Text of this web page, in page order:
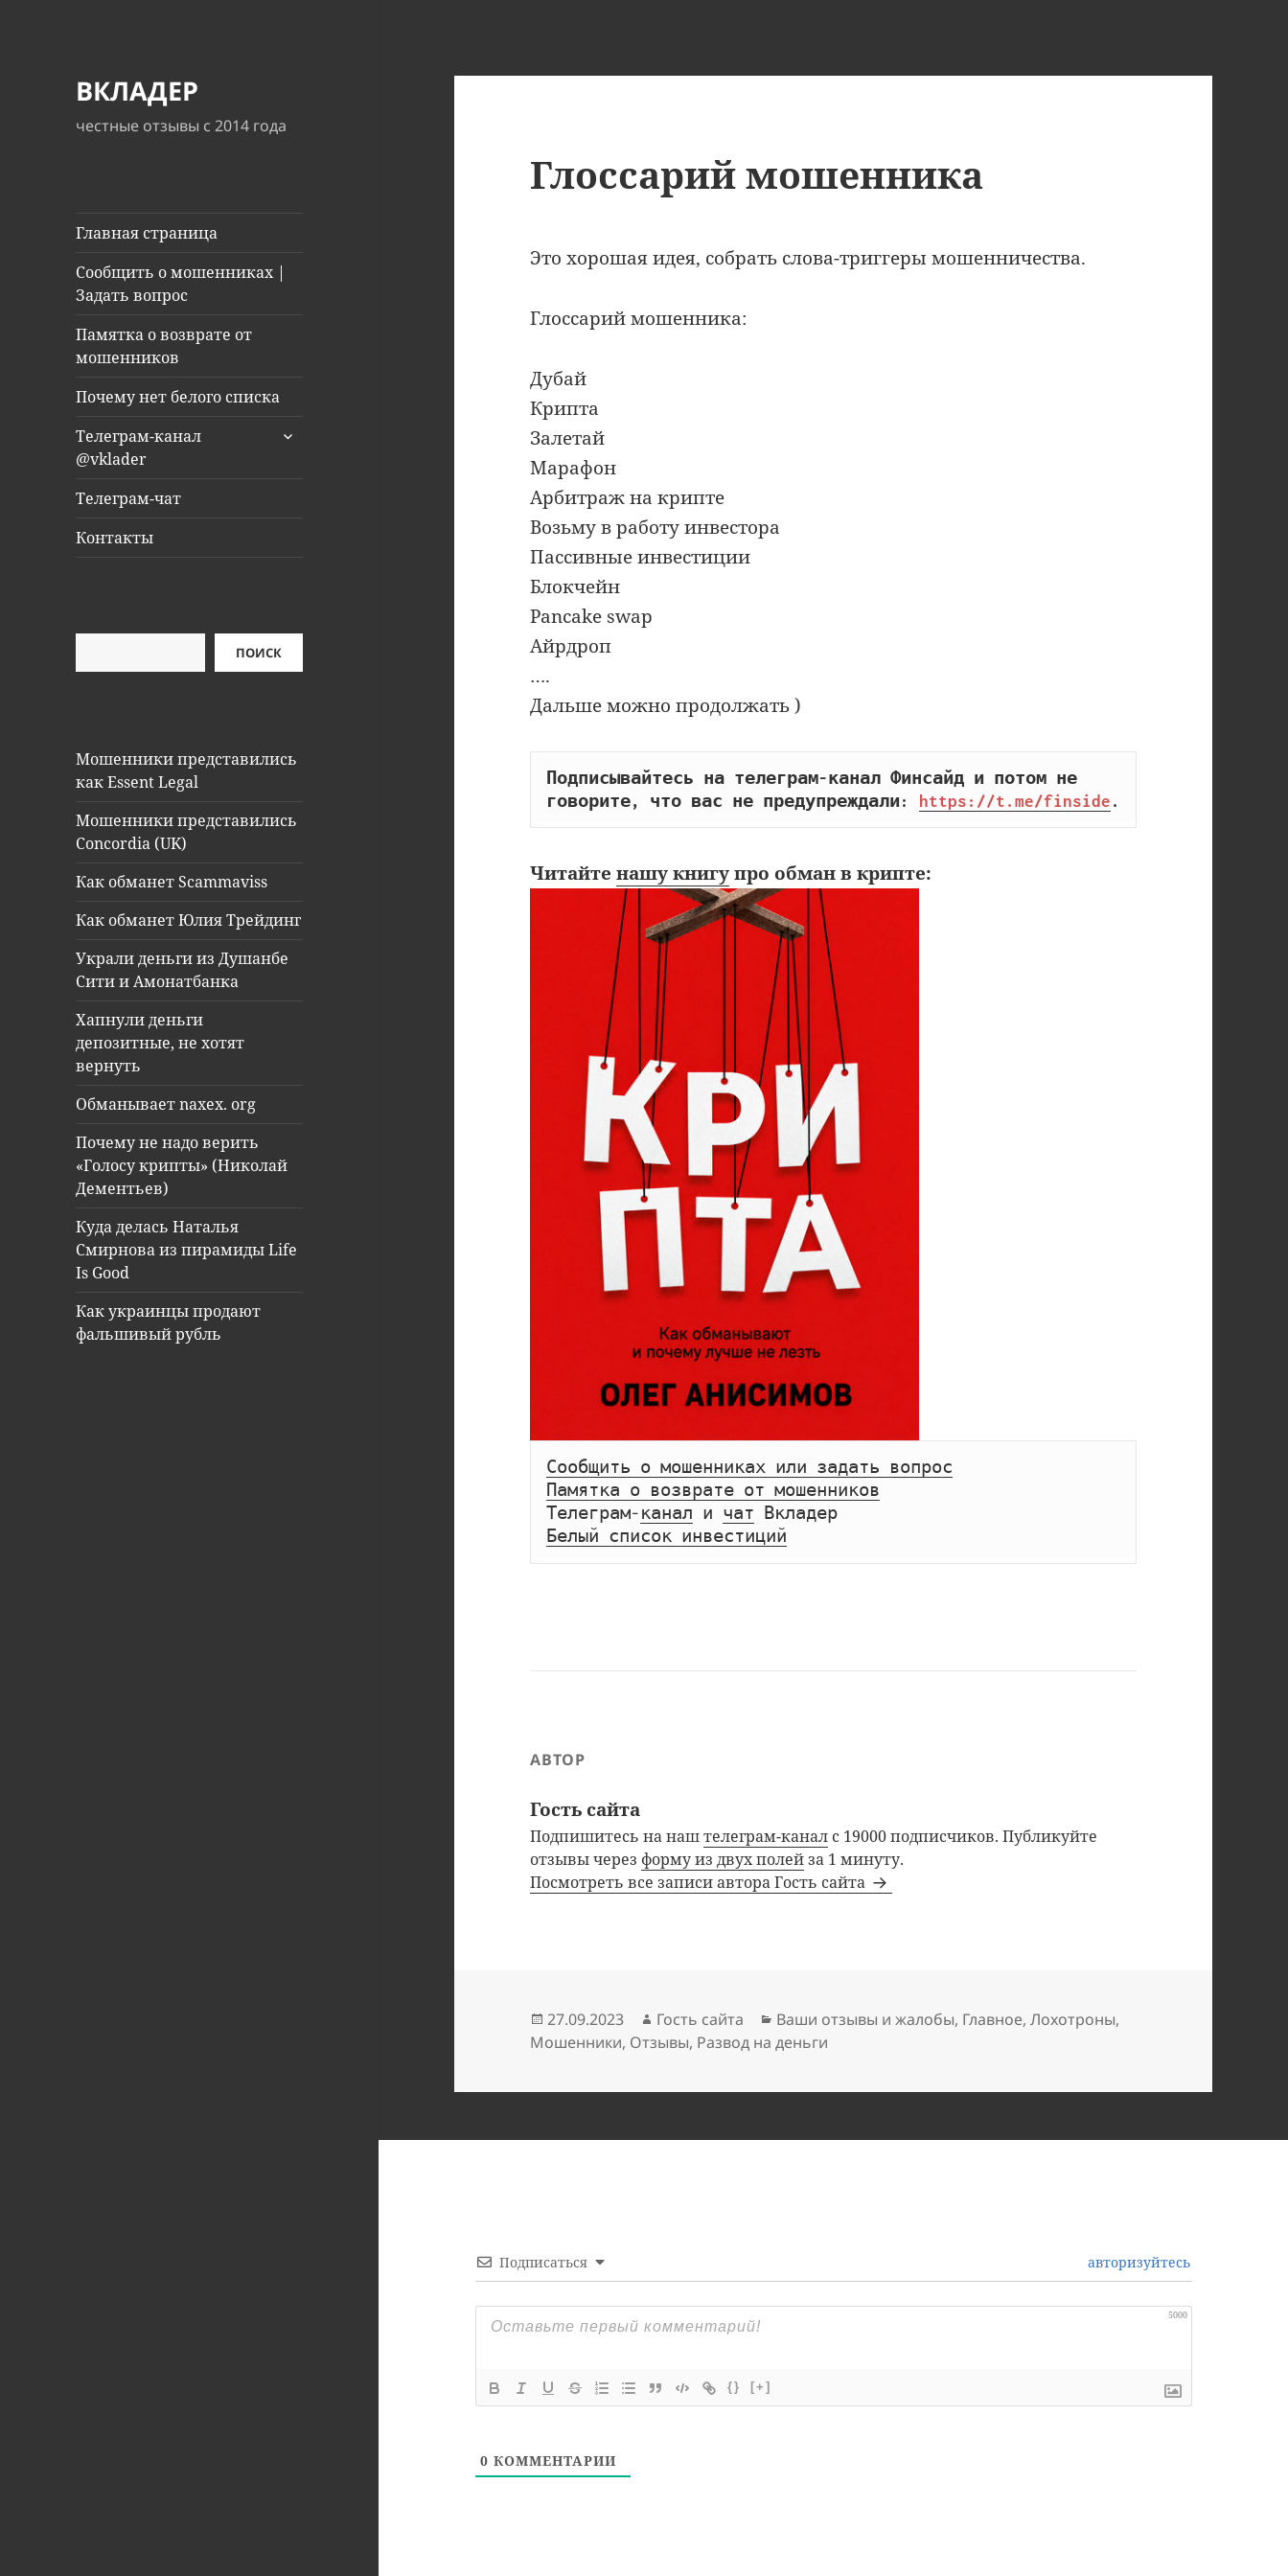
ВКЛАДЕР
честные отзывы с 2014 года
Главная страница
Сообщить о мошенниках |
Задать вопрос
Памятка о возврате от
мошенников
Почему нет белого списка
Телеграм-канал
@vklader
раскрыть
Телеграм-чат
Контакты
ПОИСК
Мошенники представились
как Essent Legal
Мошенники представились
Concordia (UK)
Как обманет Scammaviss
Как обманет Юлия Трейдинг
Украли деньги из Душанбе
Сити и Амонатбанка
Хапнули деньги
депозитные, не хотят
вернуть
Обманывает naxex. org
Почему не надо верить
«Голосу крипты» (Николай
Дементьев)
Куда делась Наталья
Смирнова из пирамиды Life
Is Good
Как украинцы продают
фальшивый рубль
Глоссарий мошенника
Это хорошая идея, собрать слова-триггеры мошенничества.
Глоссарий мошенника:
Дубай
Крипта
Залетай
Марафон
Арбитраж на крипте
Возьму в работу инвестора
Пассивные инвестиции
Блокчейн
Pancake swap
Айрдроп
….
Дальше можно продолжать )
Подписывайтесь на телеграм-канал Финсайд и потом не
говорите, что вас не предупреждали:
https://t.me/finside .
Читайтенашу книгупро обман в крипте:
Сообщить о мошенниках или задать вопрос
Памятка о возврате от мошенников
Телеграм- канал и чат
Вкладер
Белый список инвестиций
АВТОР
Гость сайта
Подпишитесь на наштелеграм-канал с 19000 подписчиков. Публикуйте
отзывы через форму из двух полейза 1 минуту.
Посмотреть все записи автора Гость сайта
Опубликовано
27.09.2023 Автор
Гость сайта Рубрики
Ваши отзывы и жалобы, Главное,Лохотроны,
Мошенники, Отзывы, Развод на деньги
Подписаться авторизуйтесь
5000
{} [+]
0 КОММЕНТАРИИ